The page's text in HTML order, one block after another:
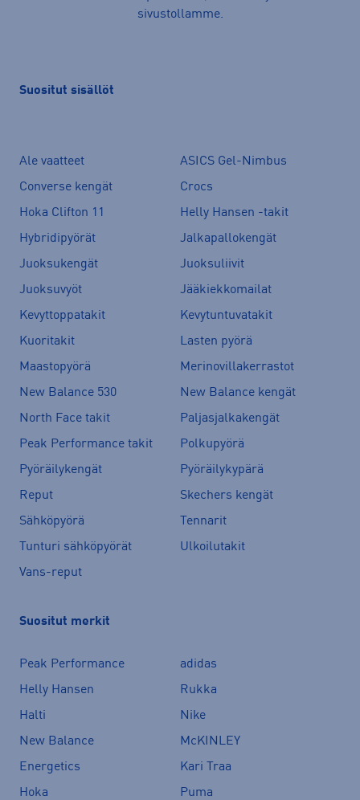
sivustollamme.
Suositut sisällöt
Ale vaatteet
ASICS Gel-Nimbus
Converse kengät
Crocs
Hoka Clifton 11
Helly Hansen -takit
Hybridipyörät
Jalkapallokengät
Juoksukengät
Juoksuliivit
Juoksuvyöt
Jääkiekkomailat
Kevyttoppatakit
Kevytuntuvatakit
Kuoritakit
Lasten pyörä
Maastopyörä
Merinovillakerrastot
New Balance 530
New Balance kengät
North Face takit
Paljasjalkakengät
Peak Performance takit
Polkupyörä
Pyöräilykengät
Pyöräilykypärä
Reput
Skechers kengät
Sähköpyörä
Tennarit
Tunturi sähköpyörät
Ulkoilutakit
Vans-reput
Suositut merkit
Peak Performance
adidas
Helly Hansen
Rukka
Halti
Nike
New Balance
McKINLEY
Energetics
Kari Traa
Hoka
Puma